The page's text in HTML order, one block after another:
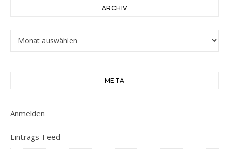
ARCHIV
META
Anmelden
Eintrags-Feed